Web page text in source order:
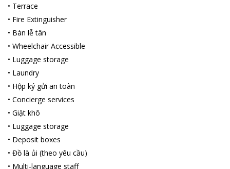
• Terrace
• Fire Extinguisher
• Bàn lễ tân
• Wheelchair Accessible
• Luggage storage
• Laundry
• Hộp ký gửi an toàn
• Concierge services
• Giặt khô
• Luggage storage
• Deposit boxes
• Đồ là ủi (theo yêu cầu)
• Multi-language staff